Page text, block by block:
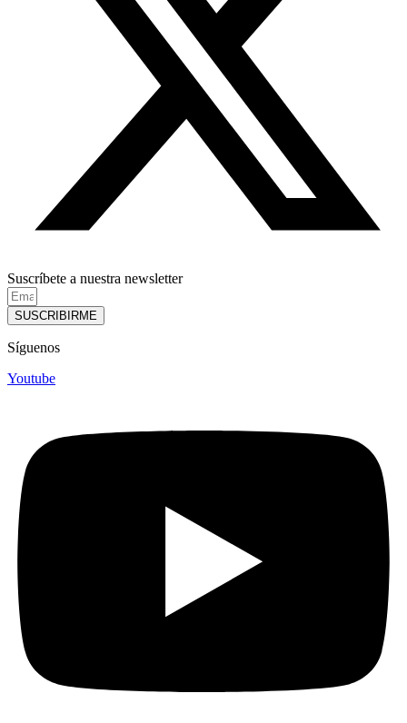
Suscríbete a nuestra newsletter
SUSCRIBIRME
Síguenos
Youtube